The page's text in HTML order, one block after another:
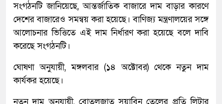
সংগঠনটি জানিয়েছে, আন্তর্জাতিক বাজারে দাম বাড়ার কারণে
দেশের বাজারেও সমন্বয় করা হয়েছে। বাণিজ্য মন্ত্রণালয়ের সঙ্গে
আলোচনার ভিত্তিতে এই দাম নির্ধারণ করা হয়েছে বলে দাবি
করেছে সংগঠনটি।
ঘোষণা অনুযায়ী, মঙ্গলবার (১৪ অক্টোবর) থেকে নতুন দাম
কার্যকর হয়েছে।